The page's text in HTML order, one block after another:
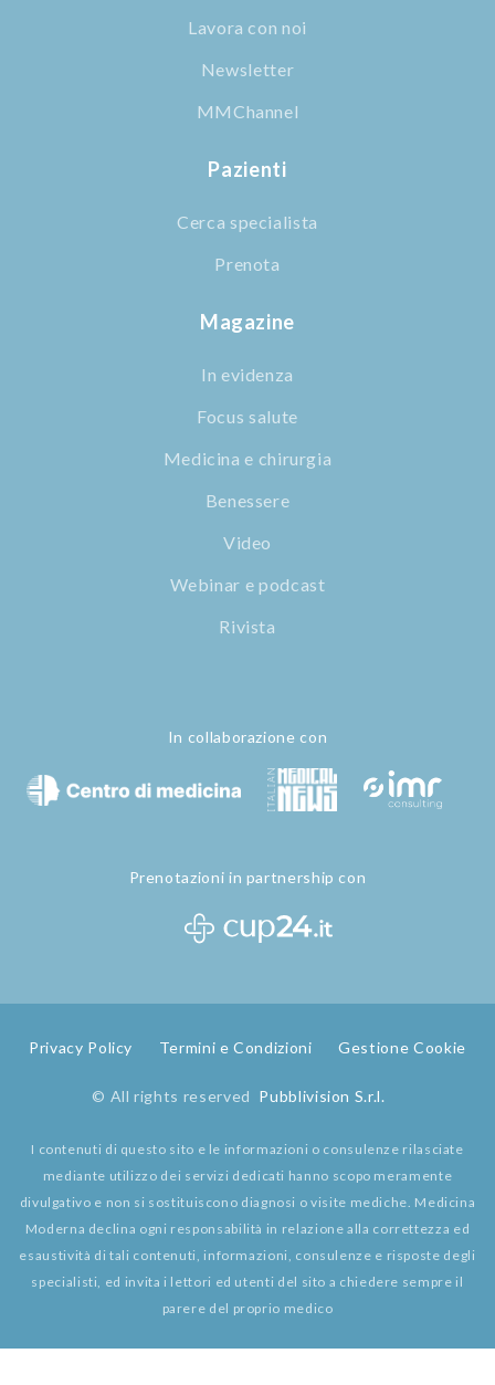
Lavora con noi
Newsletter
MMChannel
Pazienti
Cerca specialista
Prenota
Magazine
In evidenza
Focus salute
Medicina e chirurgia
Benessere
Video
Webinar e podcast
Rivista
In collaborazione con
Prenotazioni in partnership con
Privacy Policy Termini e Condizioni Gestione Cookie
© All rights reserved Pubblivision S.r.l.
I contenuti di questo sito e le informazioni o consulenze rilasciate
mediante utilizzo dei servizi dedicati hanno scopo meramente
divulgativo e non si sostituiscono diagnosi o visite mediche. Medicina
Moderna declina ogni responsabilità in relazione alla correttezza ed
esaustività di tali contenuti, informazioni, consulenze e risposte degli
specialisti, ed invita i lettori ed utenti del sito a chiedere sempre il
parere del proprio medico